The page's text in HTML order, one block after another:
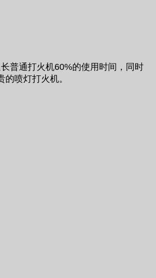
普通打火机60%的使用时间，同时
喷灯打火机。